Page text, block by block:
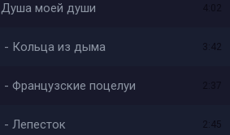
Душа моей души
Кольца из дыма 3:42
Французские поцелуи
Лепесток 2:45